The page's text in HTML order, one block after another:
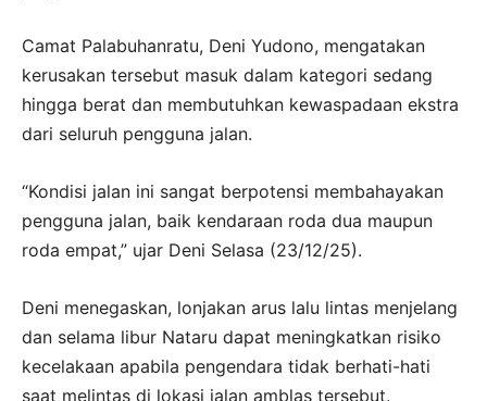
Camat Palabuhanratu, Deni Yudono, mengatakan
kerusakan tersebut masuk dalam kategori sedang
hingga berat dan membutuhkan kewaspadaan ekstra
dari seluruh pengguna jalan.
“Kondisi jalan ini sangat berpotensi membahayakan
pengguna jalan, baik kendaraan roda dua maupun
roda empat,” ujar Deni Selasa (23/12/25).
Deni menegaskan, lonjakan arus lalu lintas menjelang
dan selama libur Nataru dapat meningkatkan risiko
kecelakaan apabila pengendara tidak berhati-hati
saat melintas di lokasi jalan amblas tersebut.